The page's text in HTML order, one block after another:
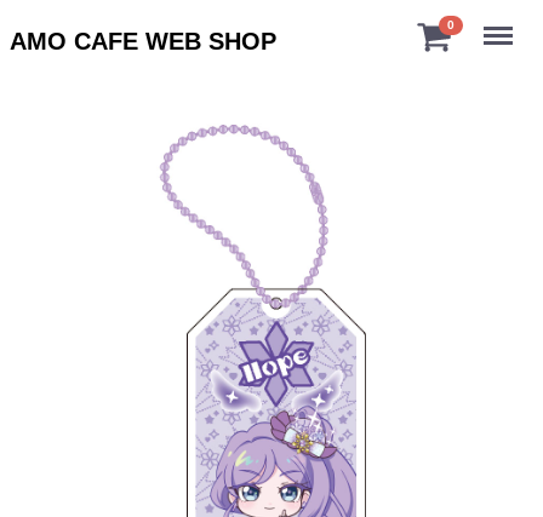
AMO CAFE WEB SHOP
0 Menu